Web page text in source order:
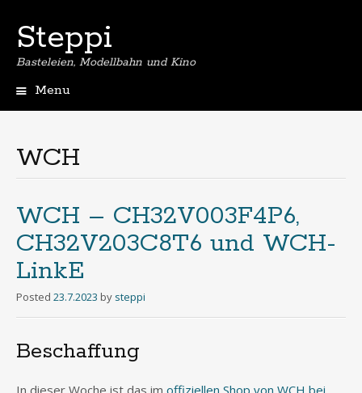
Steppi
Basteleien, Modellbahn und Kino
Menu
WCH
WCH – CH32V003F4P6,
CH32V203C8T6 und WCH-
LinkE
Posted 23.7.2023 by steppi
Beschaffung
In dieser Woche ist das im offiziellen Shop von WCH bei